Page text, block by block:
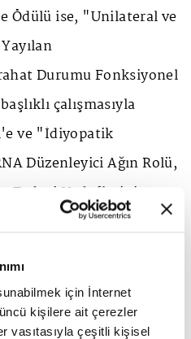
için İnternet
kişilere ait çerezler
vasıtasıyla çeşitli kişisel
Ödülü ise, "Unilateral ve
Durumu Fonksiyonel
çalışmasıyla
ve "İdiyopatik
Düzenleyici Ağın Rolü,
Tedavi Hedeflerinin
ile Belirlenmesi"